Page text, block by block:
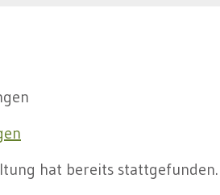
hat bereits stattgefunden.